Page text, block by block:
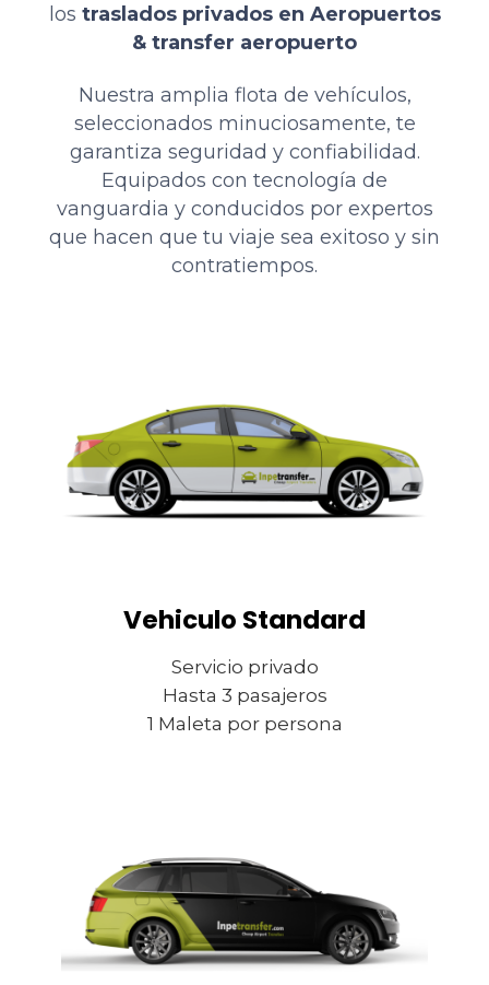
los traslados privados en Aeropuertos
& transfer aeropuerto
Nuestra amplia flota de vehículos,
seleccionados minuciosamente, te
garantiza seguridad y confiabilidad.
Equipados con tecnología de
vanguardia y conducidos por expertos
que hacen que tu viaje sea exitoso y sin
contratiempos.
Vehiculo Standard
Servicio privado
Hasta 3 pasajeros
1 Maleta por persona